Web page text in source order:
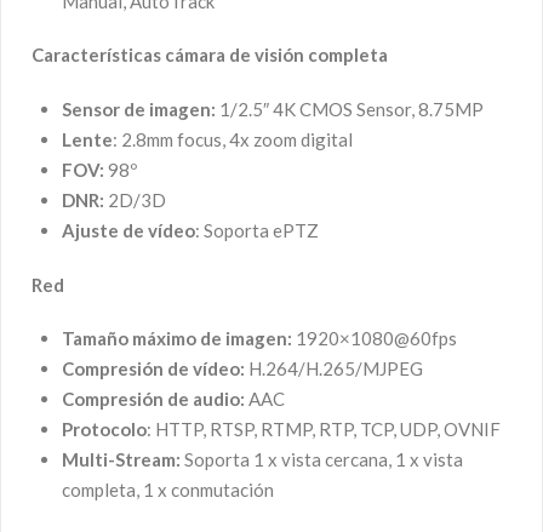
Características cámara de visión completa
Sensor de imagen: 1/2.5″ 4K CMOS Sensor, 8.75MP
Lente: 2.8mm focus, 4x zoom digital
FOV: 98º
DNR: 2D/3D
Ajuste de vídeo: Soporta ePTZ
Red
Tamaño máximo de imagen: 1920×1080@60fps
Compresión de vídeo: H.264/H.265/MJPEG
Compresión de audio: AAC
Protocolo: HTTP, RTSP, RTMP, RTP, TCP, UDP, OVNIF
Multi-Stream: Soporta 1 x vista cercana, 1 x vista
completa, 1 x conmutación